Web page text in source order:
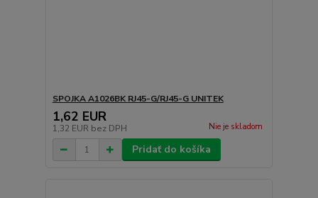
SPOJKA A1026BK RJ45-G/RJ45-G UNITEK
1,62 EUR
1,32 EUR bez DPH Nie je skladom
Pridať do košíka